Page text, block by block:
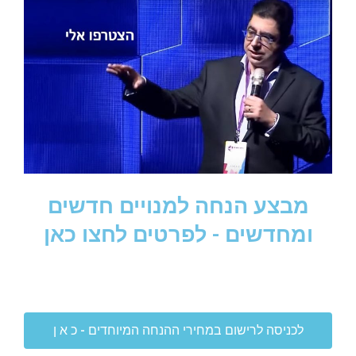
מבצע הנחה למנויים חדשים
ומחדשים - לפרטים לחצו כאן
לכניסה לרישום במחירי ההנחה המיוחדים - כ א ן